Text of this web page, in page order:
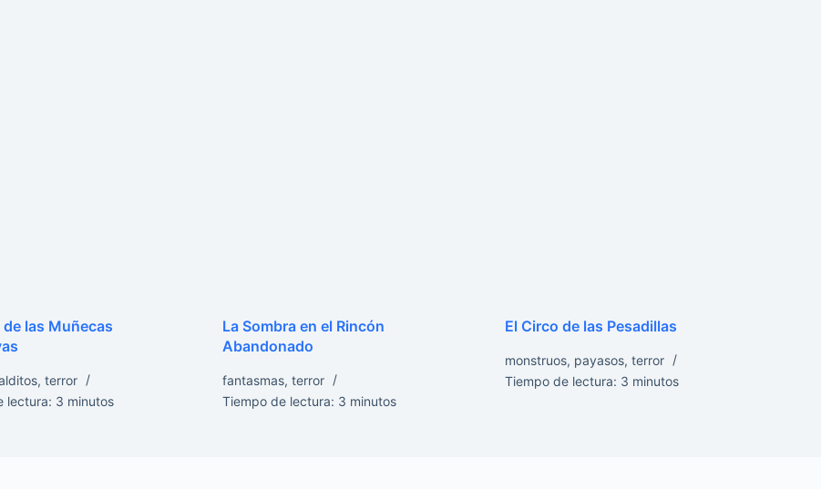
de las Muñecas
,terror
lectura: 3 minutos
La Sombra en el Rincón
Abandonado
fantasmas, terror
Tiempo de lectura: 3 minutos
El Circo de las Pesadillas
monstruos, payasos, terror
Tiempo de lectura: 3 minutos